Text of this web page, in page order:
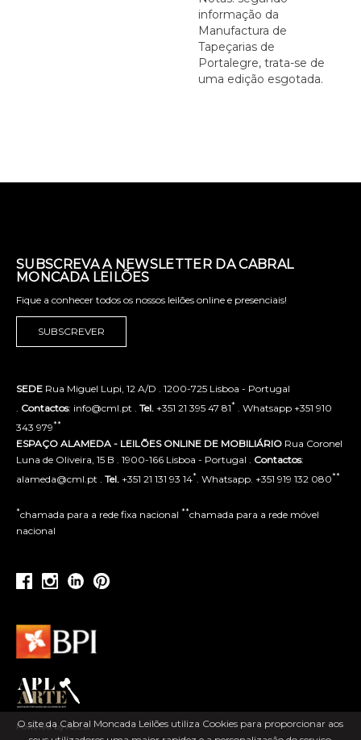
O site da Cabral Moncada Leilões utiliza Cookies para proporcionar aos
informação da
Manufactura de
Tapeçarias de
Portalegre, trata-se de
uma edição esgotada.
SUBSCREVA A NEWSLETTER DA CABRAL
MONCADA LEILÕES
Fique a conhecer todos os nossos leilões online e presenciais!
SUBSCREVER
SEDE Rua Miguel Lupi, 12 A/D . 1200-725 Lisboa - Portugal
Contactos: info@cml.pt . Tel. +351 21 395 47 81* . Whatsapp +351 910
343 979**
ESPAÇO ALAMEDA - LEILÕES ONLINE DE MOBILIÁRIO Rua Coronel
Luna de Oliveira, 15 B . 1900-166 Lisboa - Portugal . Contactos:
alameda@cml.pt . Tel. +351 21 131 93 14* . Whatsapp. +351 919 132 080**
*chamada para a rede fixa nacional **chamada para a rede móvel
nacional
Powered by ACLSI